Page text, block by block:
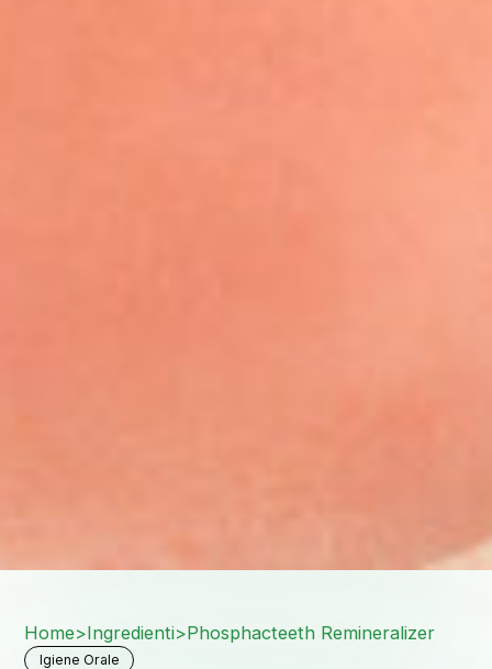
Rete
Home>Ingredienti>Phosphacteeth Remineralizer
Igiene Orale